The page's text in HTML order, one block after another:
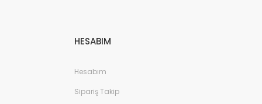
HESABIM
Hesabım
Sipariş Takip